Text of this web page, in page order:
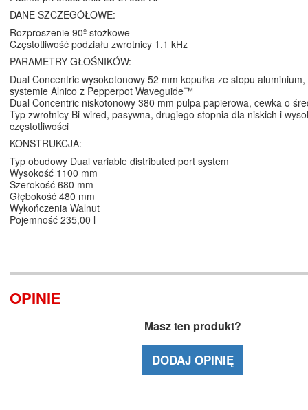
DANE SZCZEGÓŁOWE:
Rozproszenie 90º stożkowe
Częstotliwość podziału zwrotnicy 1.1 kHz
PARAMETRY GŁOŚNIKÓW:
Dual Concentric wysokotonowy 52 mm kopułka ze stopu
systemie Alnico z Pepperpot Waveguide™
Dual Concentric niskotonowy 380 mm pulpa papierowa, cewka o
Typ zwrotnicy Bi-wired, pasywna, drugiego stopnia dla niskich i
częstotliwości
KONSTRUKCJA:
Typ obudowy Dual variable distributed port system
Wysokość 1100 mm
Szerokość 680 mm
Głębokość 480 mm
Wykończenia Walnut
Pojemność 235,00 l
OPINIE
Masz ten produkt?
DODAJ OPINIĘ